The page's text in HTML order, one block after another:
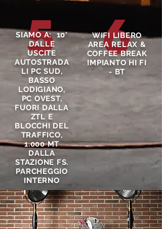
5
SIAMO A: 10'
DALLE
USCITE
AUTOSTRADA
LI PC SUD,
BASSO
LODIGIANO,
PC OVEST,
FUORI DALLA
ZTL E
BLOCCHI DEL
TRAFFICO,
1.000 MT
DALLA
STAZIONE FS.
PARCHEGGIO
INTERNO
6
WIFI LIBERO
AREA RELAX &
COFFEE BREAK
IMPIANTO HI FI
- BT